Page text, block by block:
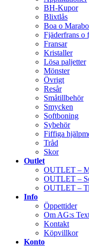
BH-Kupor
Blixtlås
Boa o
Fjäderfrans o
Fransar
Kristaller
Lösa paljetter
Mönster
Övrigt
Resår
Småtillbehör
Smycken
Softboning
Sybehör
Fiffiga
Tråd
Skor
Outlet
OUTLET –
OUTLET –
OUTLET –
Info
Öppettider
Om AG:s
Kontakt
Köpvillkor
Konto